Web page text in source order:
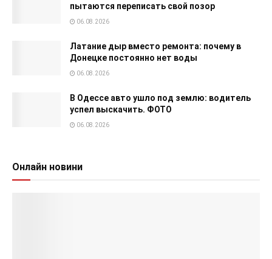
пытаются переписать свой позор
06.08.2026
Латание дыр вместо ремонта: почему в
Донецке постоянно нет воды
06.08.2026
В Одессе авто ушло под землю: водитель
успел выскачить. ФОТО
06.08.2026
Онлайн новини